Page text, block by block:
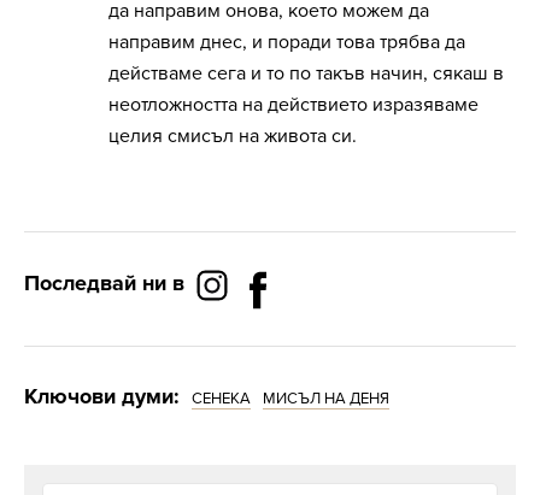
да направим онова, което можем да
направим днес, и поради това трябва да
действаме сега и то по такъв начин, сякаш в
неотложността на действието изразяваме
целия смисъл на живота си.
Последвай ни в
Ключови думи: СЕНЕКА МИСЪЛ НА ДЕНЯ